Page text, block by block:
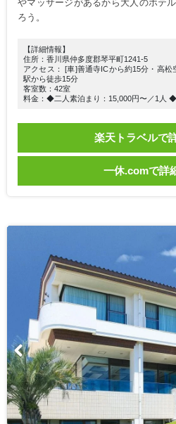
やマッサージがあるから大人のホテ
ろう。
【詳細情報】
住所：香川県仲多度郡琴平町1241-5
アクセス： [車]善通寺ICから約15分・高
駅から徒歩15分
客室数：42室
料金：◆二人素泊まり：15,000円〜／1人 ◆
楽天トラベルで
一休.comで詳